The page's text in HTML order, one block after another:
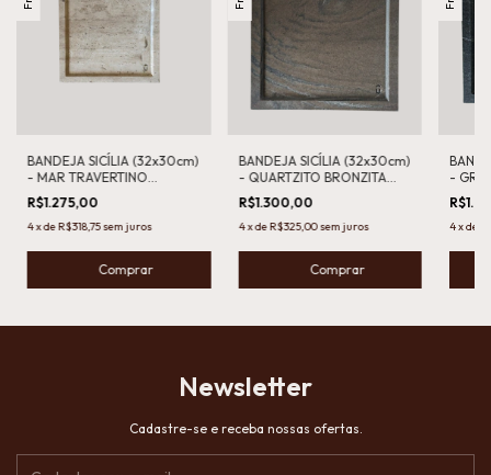
BANDEJA SICÍLIA (32x30cm)
- MAR TRAVERTINO
ROMANO RESINADO
LEVIGADO
R$1.275,00
4xdeR$318,75sem juros
BANDEJA SICÍLIA (32x30cm)
- QUARTZITO BRONZITA
VINTAGE
R$1.300,00
4xdeR$325,00sem juros
- GR
4xde
Newsletter
Cadastre-se e receba nossas ofertas.